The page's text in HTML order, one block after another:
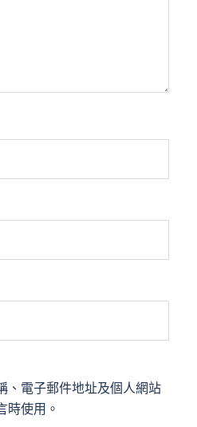
、電子郵件地址及個人網站
時使用。